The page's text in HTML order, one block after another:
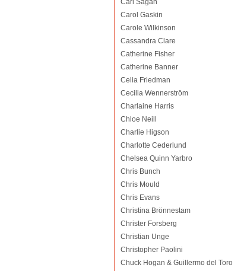
Carl Sagan
Carol Gaskin
Carole Wilkinson
Cassandra Clare
Catherine Fisher
Catherine Banner
Celia Friedman
Cecilia Wennerström
Charlaine Harris
Chloe Neill
Charlie Higson
Charlotte Cederlund
Chelsea Quinn Yarbro
Chris Bunch
Chris Mould
Chris Evans
Christina Brönnestam
Christer Forsberg
Christian Unge
Christopher Paolini
Chuck Hogan & Guillermo del Toro